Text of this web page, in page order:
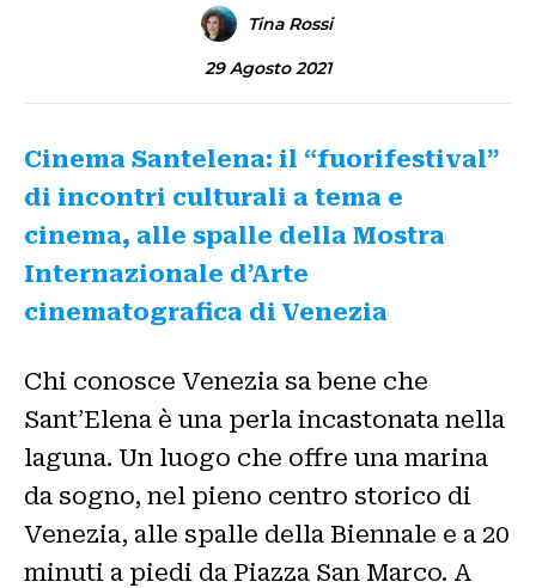
Tina Rossi
29 Agosto 2021
Cinema Santelena: il “fuorifestival”
di incontri culturali a tema e
cinema, alle spalle della Mostra
Internazionale d’Arte
cinematografica di Venezia
Chi conosce Venezia sa bene che
Sant’Elena è una perla incastonata nella
laguna. Un luogo che offre una marina
da sogno, nel pieno centro storico di
Venezia, alle spalle della Biennale e a 20
minuti a piedi da Piazza San Marco. A